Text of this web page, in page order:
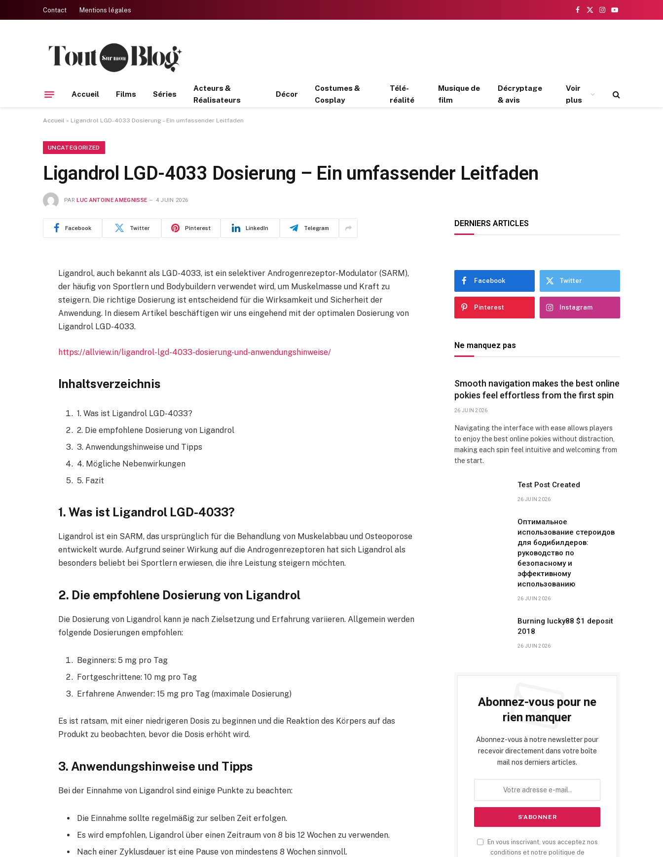
Contact Mentions légales
Facebook
X
Instagram
YouTube
Accueil Films Séries
Acteurs &
Réalisateurs
Décor
Costumes &
Cosplay
Télé-
réalité
Musique de
film
Décryptage
& avis
Voir
plus
Accueil » Ligandrol LGD-4033 Dosierung – Ein umfassender Leitfaden
UNCATEGORIZED
Ligandrol LGD-4033 Dosierung – Ein umfassender Leitfaden
PAR LUC ANTOINE AMEGNISSE 4 JUIN 2026
Facebook Twitter Pinterest LinkedIn Telegram
Ligandrol, auch bekannt als LGD-4033, ist ein selektiver Androgenrezeptor-Modulator (SARM),
der häufig von Sportlern und Bodybuildern verwendet wird, um Muskelmasse und Kraft zu
steigern. Die richtige Dosierung ist entscheidend für die Wirksamkeit und Sicherheit der
Anwendung. In diesem Artikel beschäftigen wir uns eingehend mit der optimalen Dosierung von
Ligandrol LGD-4033.
https://allview.in/ligandrol-lgd-4033-dosierung-und-anwendungshinweise/
Inhaltsverzeichnis
1. Was ist Ligandrol LGD-4033?
2. Die empfohlene Dosierung von Ligandrol
3. Anwendungshinweise und Tipps
4. Mögliche Nebenwirkungen
5. Fazit
1. Was ist Ligandrol LGD-4033?
Ligandrol ist ein SARM, das ursprünglich für die Behandlung von Muskelabbau und Osteoporose
entwickelt wurde. Aufgrund seiner Wirkung auf die Androgenrezeptoren hat sich Ligandrol als
besonders beliebt bei Sportlern erwiesen, die ihre Leistung steigern möchten.
2. Die empfohlene Dosierung von Ligandrol
Die Dosierung von Ligandrol kann je nach Zielsetzung und Erfahrung variieren. Allgemein werden
folgende Dosierungen empfohlen:
Beginners: 5 mg pro Tag
Fortgeschrittene: 10 mg pro Tag
Erfahrene Anwender: 15 mg pro Tag (maximale Dosierung)
Es ist ratsam, mit einer niedrigeren Dosis zu beginnen und die Reaktion des Körpers auf das
Produkt zu beobachten, bevor die Dosis erhöht wird.
3. Anwendungshinweise und Tipps
Bei der Einnahme von Ligandrol sind einige Punkte zu beachten:
Die Einnahme sollte regelmäßig zur selben Zeit erfolgen.
Es wird empfohlen, Ligandrol über einen Zeitraum von 8 bis 12 Wochen zu verwenden.
Nach einer Zyklusdauer ist eine Pause von mindestens 8 Wochen sinnvoll.
DERNIERS ARTICLES
Facebook Twitter
Pinterest Instagram
Ne manquez pas
Smooth navigation makes the best online
pokies feel effortless from the first spin
26 JUIN 2026
Navigating the interface with ease allows players
to enjoy the best online pokies without distraction,
making each spin feel intuitive and welcoming from
the start.
Test Post Created
26 JUIN 2026
Оптимальное
использование стероидов
для бодибилдеров:
руководство по
безопасному и
эффективному
использованию
26 JUIN 2026
Burning lucky88 $1 deposit
2018
26 JUIN 2026
Abonnez-vous pour ne
rien manquer
Abonnez-vous à notre newsletter pour
recevoir directement dans votre boîte
mail nos derniers articles.
En vous inscrivant, vous acceptez nos
conditions et notre politique de